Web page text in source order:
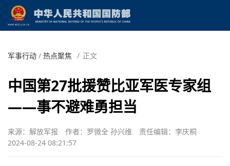
军事行动 / 热点聚焦 / 正文
中国第27批援赞比亚军医专家组
——事不避难勇担当
来源：解放军报 作者：罗微全 孙兴维
责任编辑：李庆桐
2024-08-24 08:21:57